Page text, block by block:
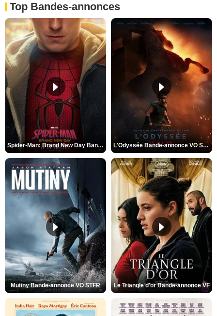
Top Bandes-annonces
Spider-Man: Brand New Day Bande-annonce VO STFR L'Odyssée Bande-annonce VO STFR
Mutiny Bande-annonce VO STFR Le Triangle d'or Bande-annonce VF